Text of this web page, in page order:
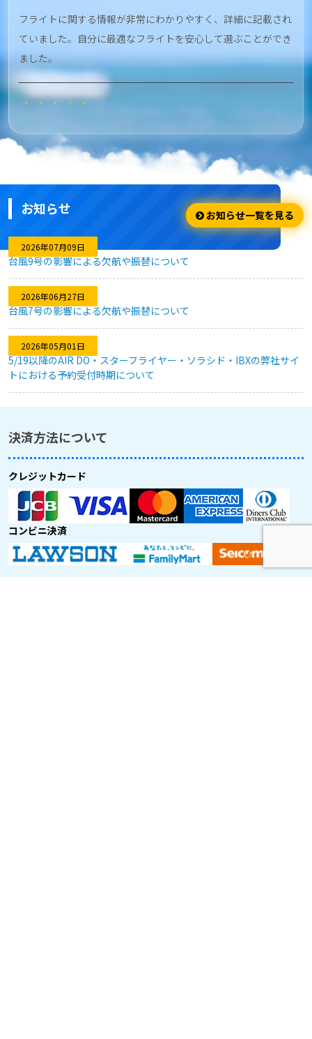
フライトに関する情報が非常にわかりやすく、詳細に記載され
ていました。自分に最適なフライトを安心して選ぶことができ
ました。
★★★★★
安さ・お得
安くてお得に利用出来ました。
★★★★☆
利用のしやすさ
問題なく利用できました。
★★★★★
キャンセル対応
お知らせ お知らせ一覧を見る
2026年07月09日
台風9号の影響による欠航や振替について
2026年06月27日
台風7号の影響による欠航や振替について
2026年05月01日
5/19以降のAIR DO・スターフライヤー・ソラシド・IBXの弊社サイ
トにおける予約受付時期について
決済方法について
クレジットカード
コンビニ決済